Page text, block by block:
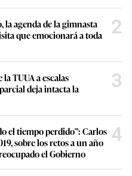
la agenda de la gimnasta
que emocionará a toda
2
TUUA a escalas
deja intacta la
3
el tiempo perdido”: Carlos
sobre los retos a un año
el Gobierno
4